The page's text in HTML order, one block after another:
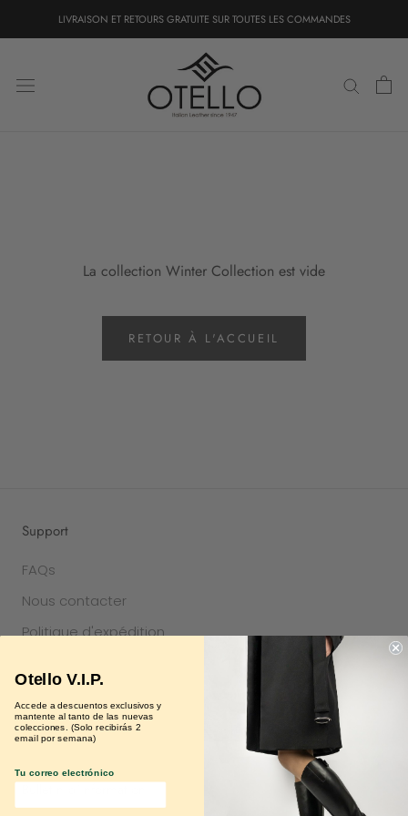
LIVRAISON ET RETOURS GRATUITE SUR TOUTES LES COMMANDES
La collection Winter Collection est vide
RETOUR À L'ACCUEIL
Support
FAQs
Nous contacter
Politique d'expédition
Conditions de service
Otello V.I.P.
Accede a descuentos exclusivos y
mantente al tanto de las nuevas
colecciones. (Solo recibirás 2
email por semana)
Tu correo electrónico